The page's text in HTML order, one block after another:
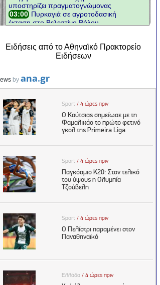
Ειδήσεις από το Αθηναϊκό Πρακτορείο
Ειδήσεων